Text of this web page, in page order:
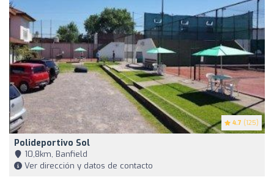
4.7 (125)
Polideportivo Sol
10,8km, Banfield
Ver dirección y datos de contacto